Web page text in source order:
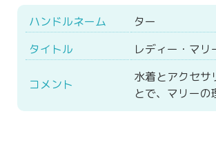
ハンドルネーム
ター
タイトル
レディー・マリ
コメント
水着とアクセ
とで、マリー